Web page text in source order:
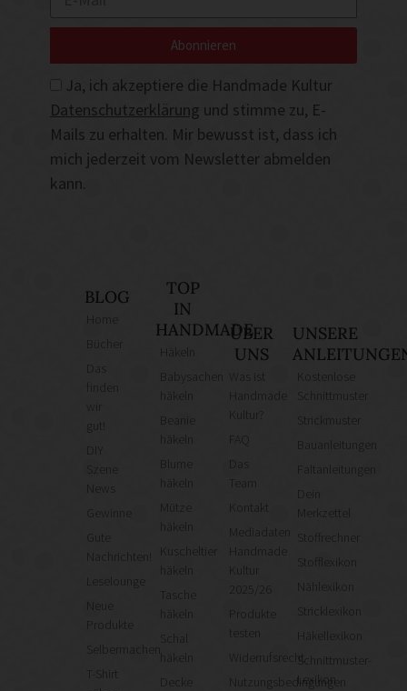
Ja, ich akzeptiere die Handmade Kultur
Datenschutzerklärung und stimme zu, E-
Mails zu erhalten. Mir bewusst ist, dass ich
mich jederzeit vom Newsletter abmelden
kann.
Abonnieren
BLOG
finden
gut!
News
Gute
Nachrichten!
Leselounge
Neue
Produkte
Selbermachen
T-Shirt
TOP
IN
HANDMADE
häkeln
häkeln
Mütze
häkeln
Kuscheltier
häkeln
Tasche
häkeln
ÜBER
UNS
Was ist
Kultur?
Team
Kontakt
Mediadaten
Kultur
2025/26
Produkte
testen
Widerrufsrecht
Nutzungsbedingungen
UNSERE
Kostenlose
Schnittmuster
Strickmuster
Bauanleitungen
Faltanleitungen
Merkzettel
Stoffrechner
Stofflexikon
Nählexikon
Stricklexikon
Häkellexikon
Schnittmuster-
Lexikon